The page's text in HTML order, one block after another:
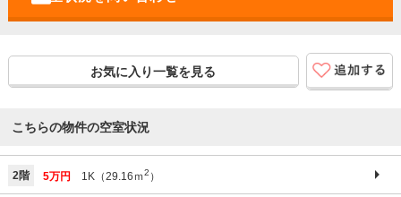
お気に入り一覧を見る
こちらの物件の空室状況
2階 5万円 1K（29.16ｍ2 ）